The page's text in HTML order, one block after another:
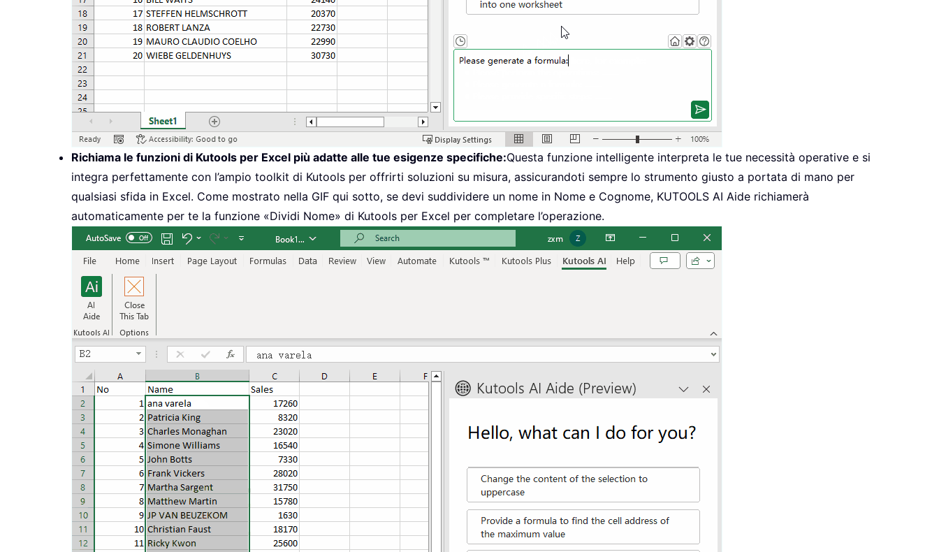
Richiama le funzioni di Kutools per Excel più adatte alle tue esigenze specifiche:Questa funzione intelligente interpreta le tue necessità operative e si
integra perfettamente con l’ampio toolkit di Kutools per offrirti soluzioni su misura, assicurandoti sempre lo strumento giusto a portata di mano per
qualsiasi sfida in Excel. Come mostrato nella GIF qui sotto, se devi suddividere un nome in Nome e Cognome, KUTOOLS AI Aide richiamerà
automaticamente per te la funzione «Dividi Nome» di Kutools per Excel per completare l’operazione.